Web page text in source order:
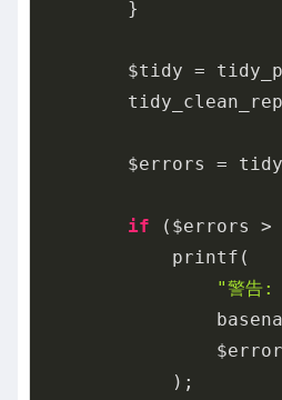
        }
$tidy =
$errors =
if ($errors >
            printf(
"警告:
            );